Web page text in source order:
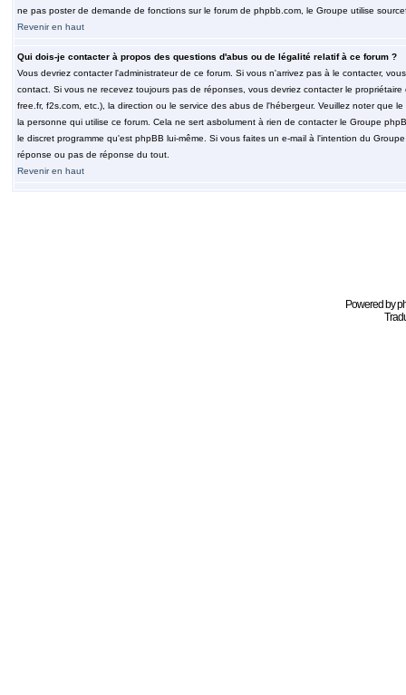
ne pas poster de demande de fonctions sur le forum de phpbb.com, le Groupe utilise
Revenir en haut
Qui dois-je contacter à propos des questions d'abus ou de légalité relatif à ce forum ?
Vous devriez contacter l'administrateur de ce forum. Si vous n'arrivez pas à le contacter,
contact. Si vous ne recevez toujours pas de réponses, vous devriez contacter le
free.fr, f2s.com, etc.), la direction ou le service des abus de l'hébergeur. Veuillez noter
la personne qui utilise ce forum. Cela ne sert asbolument à rien de contacter le Groupe
le discret programme qu'est phpBB lui-même. Si vous faites un e-mail à l'intention du
réponse ou pas de réponse du tout.
Revenir en haut
Powered by